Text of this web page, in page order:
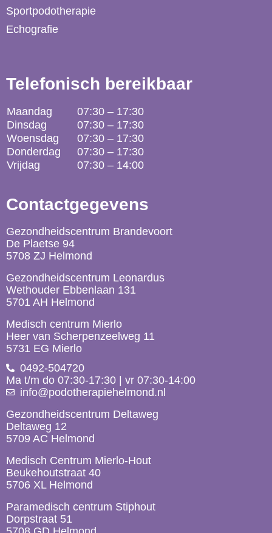
Sportpodotherapie
Echografie
Telefonisch bereikbaar
Maandag
07:30 – 17:30
Dinsdag
07:30 – 17:30
Woensdag
07:30 – 17:30
Donderdag 07:30 – 17:30
Vrijdag
07:30 – 14:00
Contactgegevens
Gezondheidscentrum Brandevoort
De Plaetse 94
5708 ZJ Helmond
Gezondheidscentrum Leonardus
Wethouder Ebbenlaan 131
5701 AH Helmond
Medisch centrum Mierlo
Heer van Scherpenzeelweg 11
5731 EG Mierlo
0492-504720
Ma t/m do 07:30-17:30 | vr 07:30-14:00
info@podotherapiehelmond.nl
Gezondheidscentrum Deltaweg
Deltaweg 12
5709 AC Helmond
Medisch Centrum Mierlo-Hout
Beukehoutstraat 40
5706 XL Helmond
Paramedisch centrum Stiphout
Dorpstraat 51